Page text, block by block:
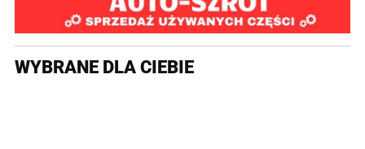
WYBRANE DLA CIEBIE